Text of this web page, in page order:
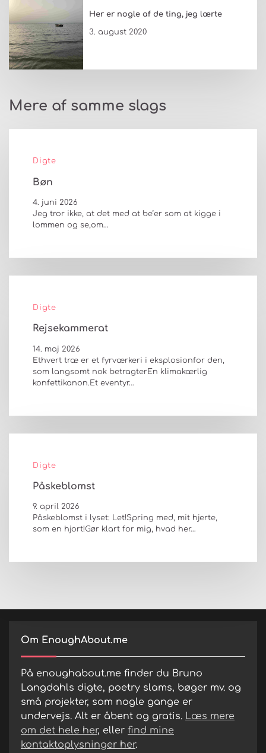
Her er nogle af de ting, jeg lærte
3. august 2020
Mere af samme slags
Digte
Bøn
4. juni 2026
Jeg tror ikke, at det med at be’er som at kigge i
lommen og se,om…
Digte
Rejsekammerat
14. maj 2026
Ethvert træ er et fyrværkeri i eksplosionfor den,
som langsomt nok betragterEn klimakærlig
konfettikanon.Et eventyr…
Digte
Påskeblomst
9. april 2026
Påskeblomst i lyset: Let!Spring med, mit hjerte,
som en hjort!Gør klart for mig, hvad her…
Om EnoughAbout.me
På enoughabout.me finder du Bruno
Langdahls digte, poetry slams, bøger mv. og
små projekter, som nogle gange er
undervejs. Alt er åbent og gratis. Læs mere
om det hele her, eller find mine
kontaktoplysninger her.